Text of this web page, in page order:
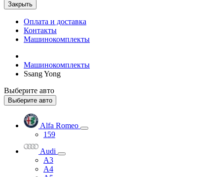
Закрыть
Оплата и доставка
Контакты
Машинокомплекты
Машинокомплекты
Ssang Yong
Выберите авто
Выберите авто
Alfa Romeo
159
Audi
A3
A4